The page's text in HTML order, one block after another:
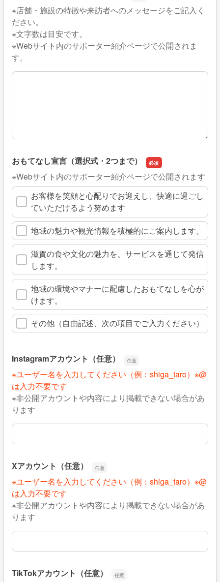
※店舗・施設の特徴や来訪者へのメッセージをご記入く
ださい。
※文字数は目安です。
※Webサイト内のサポーター紹介ページで公開されま
す。
自己紹介（任意・100文字まで）
おもてなし宣言（選択式・2つまで）
※Webサイト内のサポーター紹介ページで公開されます
お客様を笑顔と心配りでお迎えし、快適に過ごし
ていただけるよう努めます
地域の魅力や観光情報を積極的にご案内します。
滋賀の食や文化の魅力を、サービスを通じて発信
します。
地域の環境やマナーに配慮したおもてなしを心が
けます。
その他（自由記述、次の項目でご入力ください）
Instagramアカウント（任意）
※ユーザー名を入力してください（例：shiga_taro）※@
は入力不要です
※非公開アカウントや内容により掲載できない場合があ
ります
Instagramアカウント（任意）
Xアカウント（任意）
※ユーザー名を入力してください（例：shiga_taro）※@
は入力不要です
※非公開アカウントや内容により掲載できない場合があ
ります
Xアカウント（任意）
TikTokアカウント（任意）